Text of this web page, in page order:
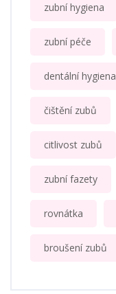
zubní hygiena
zubní péče
dentální hygiena
čištění zubů
citlivost zubů
zubní fazety
rovnátka
broušení zubů